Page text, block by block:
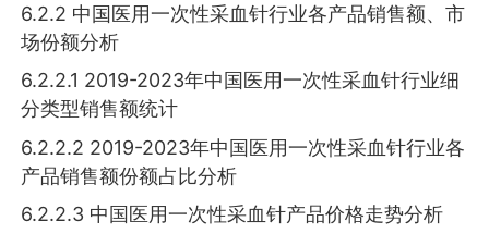
6.2.2 中国医用一次性采血针行业各产品销售额、市
场份额分析
6.2.2.1 2019-2023年中国医用一次性采血针行业细
分类型销售额统计
6.2.2.2 2019-2023年中国医用一次性采血针行业各
产品销售额份额占比分析
6.2.2.3 中国医用一次性采血针产品价格走势分析